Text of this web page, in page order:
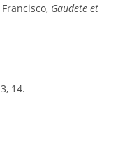
Gaudete et
14.